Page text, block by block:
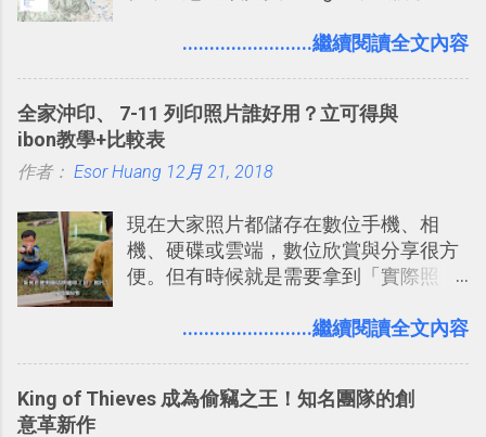
事可以從聊天中記錄重點。 3. 「 有彈性
的軟體則讓同事可以在任何地方和公司
保持聯繫。 如果你需要中文版的同類平
台，可以參考： JANDI 高效率團隊通訊
戶 。 2017/3 新增 ： Sortd for Slack：
改造 Slack 討論串介面變成專案任務排
程看板
入的來聊聊 Google 的「我的地圖」服
線，對商務需求來說可以打造出一張一
張資料地圖（例如我之前在製作一本新
書時建立的「 台灣推薦空拍地點地圖
規劃自助旅行路線！ Google 「我的地
圖」在規劃自助旅行路線時可以解決許
多問題： 國外地點名稱地址常常難懂，
稱。 在規劃路線之外，自訂地圖還能補
時帶來好心情，二方面事後就是最好的
........................繼續閱讀全文內容
全家沖印、 7-11 列印照片誰好用？立可得與
ibon教學+比較表
作者： Esor Huang 12月 21, 2018
現在大家照片都儲存在數位手機、相
機、硬碟或雲端，數位欣賞與分享很方
便。但有時候就是需要拿到「實際照
要製作家庭相框 用照片來當小禮物 把照
片？而且最好能不花時間、立即拿到、
........................繼續閱讀全文內容
King of Thieves 成為偷竊之王！知名團隊的創
意革新作